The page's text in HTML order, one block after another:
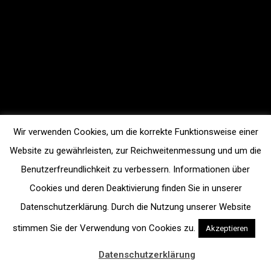
Wir verwenden Cookies, um die korrekte Funktionsweise einer
Website zu gewährleisten, zur Reichweitenmessung und um die
Benutzerfreundlichkeit zu verbessern. Informationen über
Cookies und deren Deaktivierung finden Sie in unserer
Datenschutzerklärung. Durch die Nutzung unserer Website
stimmen Sie der Verwendung von Cookies zu.
Akzeptieren
Datenschutzerklärung